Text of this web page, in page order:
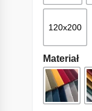
120x200
Materiał